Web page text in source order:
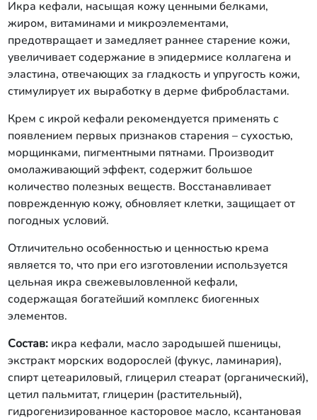
Икра кефали, насыщая кожу ценными белками,
жиром, витаминами и микроэлементами,
предотвращает и замедляет раннее старение кожи,
увеличивает содержание в эпидермисе коллагена и
эластина, отвечающих за гладкость и упругость кожи,
стимулирует их выработку в дерме фибробластами.
Крем с икрой кефали рекомендуется применять с
появлением первых признаков старения – сухостью,
морщинками, пигментными пятнами. Производит
омолаживающий эффект, содержит большое
количество полезных веществ. Восстанавливает
поврежденную кожу, обновляет клетки, защищает от
погодных условий.
Отличительно особенностью и ценностью крема
является то, что при его изготовлении используется
цельная икра свежевыловленной кефали,
содержащая богатейший комплекс биогенных
элементов.
Состав: икра кефали, масло зародышей пшеницы,
экстракт морских водорослей (фукус, ламинария),
спирт цетеариловый, глицерил стеарат (органический),
цетил пальмитат, глицерин (растительный),
гидрогенизированное касторовое масло, ксантановая